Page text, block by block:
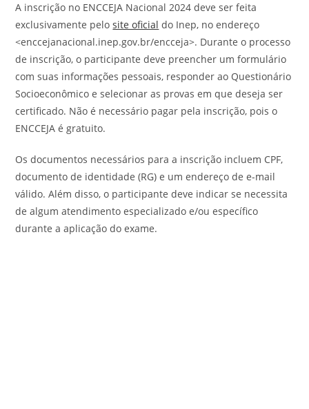
A inscrição no ENCCEJA Nacional 2024 deve ser feita
exclusivamente pelosite oficial do Inep, no endereço
<enccejanacional.inep.gov.br/encceja>. Durante o processo
de inscrição, o participante deve preencher um formulário
com suas informações pessoais, responder ao Questionário
Socioeconômico e selecionar as provas em que deseja ser
certificado. Não é necessário pagar pela inscrição, pois o
ENCCEJA é gratuito.
Os documentos necessários para a inscrição incluem CPF,
documento de identidade (RG) e um endereço de e-mail
válido. Além disso, o participante deve indicar se necessita
de algum atendimento especializado e/ou específico
durante a aplicação do exame.